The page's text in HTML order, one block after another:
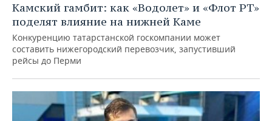
Камский гамбит: как «Водолет» и «Флот РТ»
поделят влияние на нижней Каме
Конкуренцию татарстанской госкомпании может
составить нижегородский перевозчик, запустивший
рейсы до Перми